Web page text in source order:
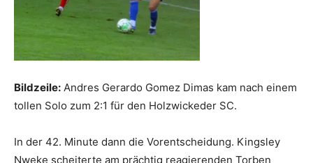
Bildzeile: Andres Gerardo Gomez Dimas kam nach einem
tollen Solo zum 2:1 für den Holzwickeder SC.
In der 42. Minute dann die Vorentscheidung. Kingsley
Nweke scheiterte am prächtig reagierenden Torben